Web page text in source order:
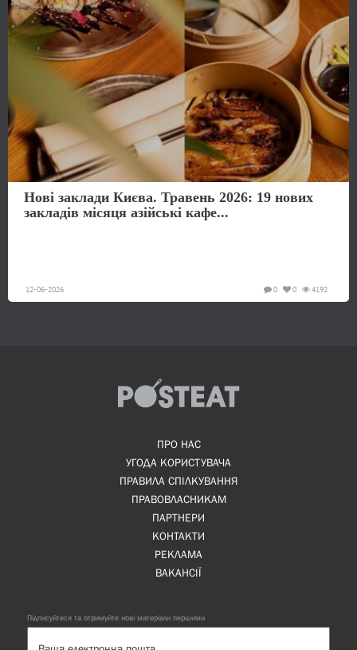
Нові заклади Києва. Травень 2026: 19 нових
закладів місяця азійські кафе...
12-06-2026 4192
0
0
ПРО НАС
УГОДА КОРИСТУВАЧА
ПРАВИЛА СПІЛКУВАННЯ
ПРАВОВЛАСНИКАМ
ПАРТНЕРИ
КОНТАКТИ
РЕКЛАМА
ВАКАНСІЇ
Підписуйтеся та отримуйте нові матеріали першими